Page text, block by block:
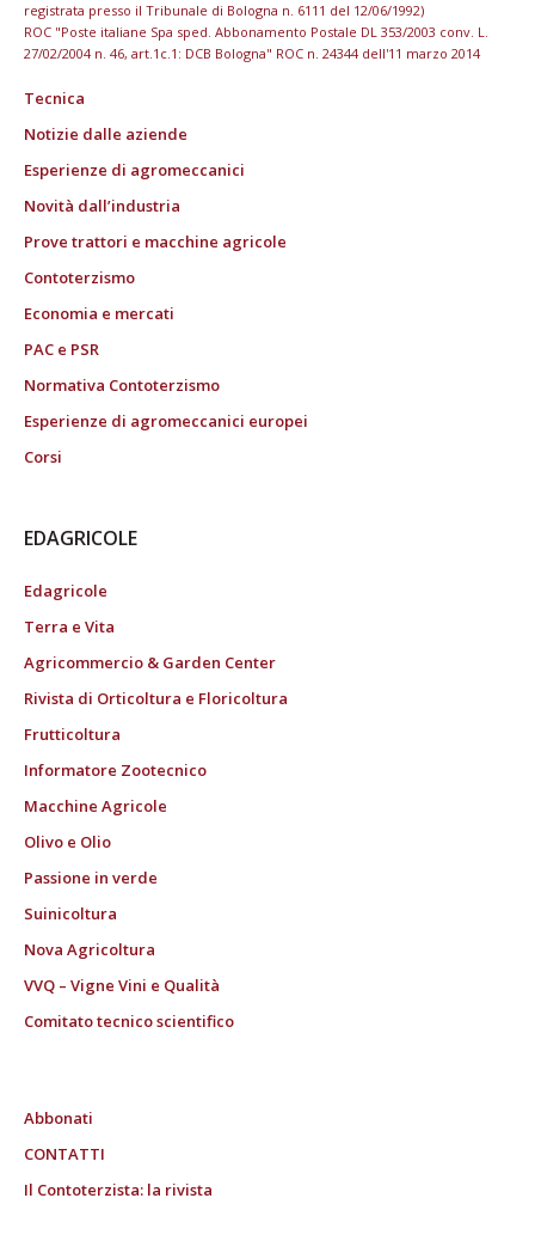
registrata presso il Tribunale di Bologna n. 6111 del 12/06/1992)
ROC "Poste italiane Spa sped. Abbonamento Postale DL 353/2003 conv. L.
27/02/2004 n. 46, art.1c.1: DCB Bologna" ROC n. 24344 dell'11 marzo 2014
Tecnica
Notizie dalle aziende
Esperienze di agromeccanici
Novità dall’industria
Prove trattori e macchine agricole
Contoterzismo
Economia e mercati
PAC e PSR
Normativa Contoterzismo
Esperienze di agromeccanici europei
Corsi
EDAGRICOLE
Edagricole
Terra e Vita
Agricommercio & Garden Center
Rivista di Orticoltura e Floricoltura
Frutticoltura
Informatore Zootecnico
Macchine Agricole
Olivo e Olio
Passione in verde
Suinicoltura
Nova Agricoltura
VVQ – Vigne Vini e Qualità
Comitato tecnico scientifico
Abbonati
CONTATTI
Il Contoterzista: la rivista